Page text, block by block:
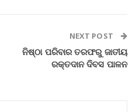
NEXT POST
ନିଷ୍ଠା ପରିବାର ତରଫରୁ ଜାତୀୟ
ରକ୍ତଦାନ ଦିବସ ପାଳନ